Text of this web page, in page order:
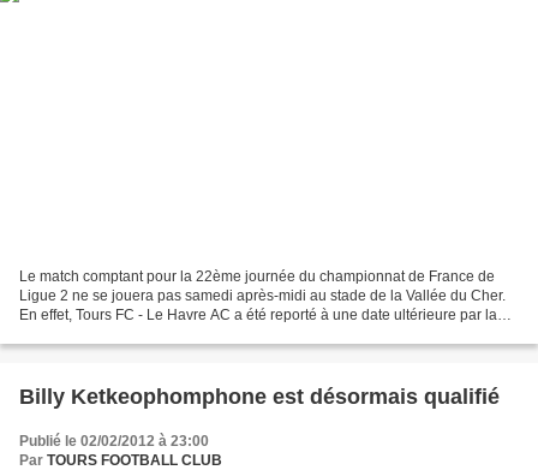
Le match comptant pour la 22ème journée du championnat de France de
Ligue 2 ne se jouera pas samedi après-midi au stade de la Vallée du Cher.
En effet, Tours FC - Le Havre AC a été reporté à une date ultérieure par la
Billy Ketkeophomphone est désormais qualifié
Publié le 02/02/2012 à 23:00
Par TOURS FOOTBALL CLUB